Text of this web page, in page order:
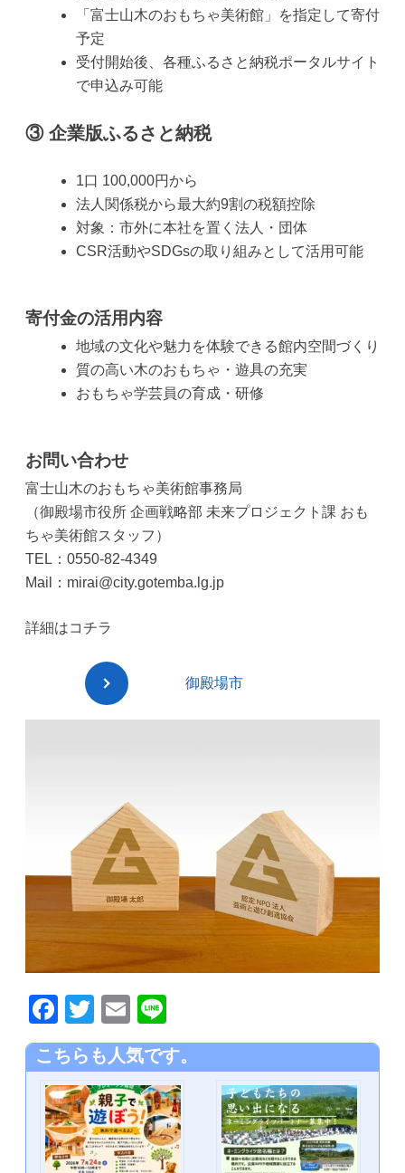
「富士山木のおもちゃ美術館」を指定して寄付
予定
受付開始後、各種ふるさと納税ポータルサイト
で申込み可能
③ 企業版ふるさと納税
1口 100,000円から
法人関係税から最大約9割の税額控除
対象：市外に本社を置く法人・団体
CSR活動やSDGsの取り組みとして活用可能
寄付金の活用内容
地域の文化や魅力を体験できる館内空間づくり
質の高い木のおもちゃ・遊具の充実
おもちゃ学芸員の育成・研修
お問い合わせ
富士山木のおもちゃ美術館事務局
（御殿場市役所 企画戦略部 未来プロジェクト課 おも
ちゃ美術館スタッフ）
TEL：0550-82-4349
Mail：mirai@city.gotemba.lg.jp
詳細はコチラ
御殿場市
F
a
c
e
b
o
T
wi
tt
er
E
m
ail
n
e
こちらも人気です。